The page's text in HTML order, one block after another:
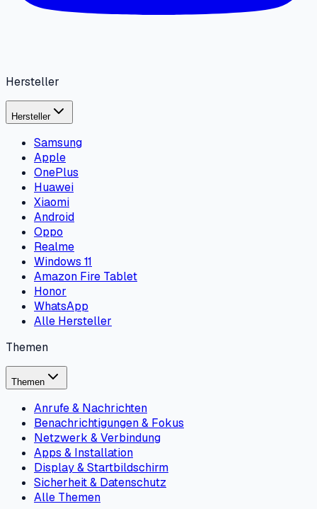
Hersteller
Hersteller
Samsung
Apple
OnePlus
Huawei
Xiaomi
Android
Oppo
Realme
Windows 11
Amazon Fire Tablet
Honor
WhatsApp
Alle Hersteller
Themen
Themen
Anrufe & Nachrichten
Benachrichtigungen & Fokus
Netzwerk & Verbindung
Apps & Installation
Display & Startbildschirm
Sicherheit & Datenschutz
Alle Themen